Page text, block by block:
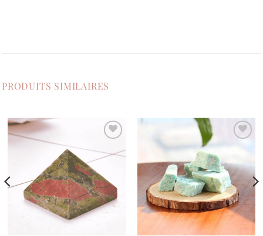
PRODUITS SIMILAIRES
à la
souhaits
Ajouter
liste de
souhaits